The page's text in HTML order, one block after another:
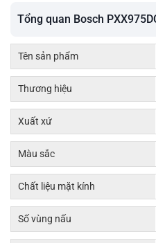
Tổng quan Bosch
Tên sản phẩm
Thương hiệu
Xuất xứ
Màu sắc
Chất liệu mặt kính
Số vùng nấu